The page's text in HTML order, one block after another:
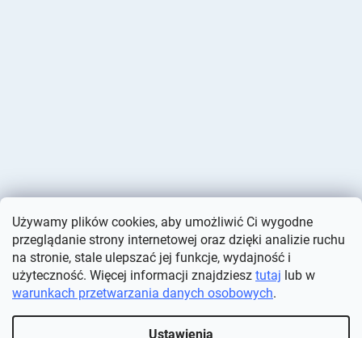
Używamy plików cookies, aby umożliwić Ci wygodne
przeglądanie strony internetowej oraz dzięki analizie ruchu
na stronie, stale ulepszać jej funkcje, wydajność i
użyteczność. Więcej informacji znajdziesz tutaj lub w
warunkach przetwarzania danych osobowych.
Ustawienia